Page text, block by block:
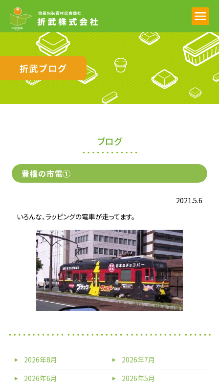
折武ブログ
ブログ
豊橋の市電①
2021.5.6
いろんな、ラッピングの電車が走ってます。
2026年8月
2026年7月
2026年6月
2026年5月